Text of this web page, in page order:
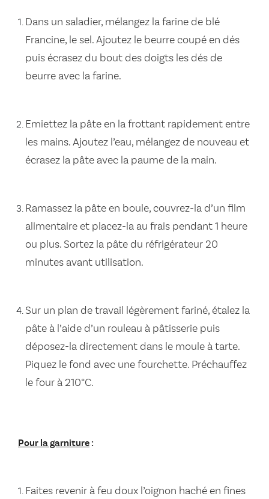
Dans un saladier, mélangez la farine de blé
Francine, le sel. Ajoutez le beurre coupé en dés
puis écrasez du bout des doigts les dés de
beurre avec la farine.
Emiettez la pâte en la frottant rapidement entre
les mains. Ajoutez l’eau, mélangez de nouveau et
écrasez la pâte avec la paume de la main.
Ramassez la pâte en boule, couvrez-la d’un film
alimentaire et placez-la au frais pendant 1 heure
ou plus. Sortez la pâte du réfrigérateur 20
minutes avant utilisation.
Sur un plan de travail légèrement fariné, étalez la
pâte à l’aide d’un rouleau à pâtisserie puis
déposez-la directement dans le moule à tarte.
Piquez le fond avec une fourchette. Préchauffez
le four à 210°C.
Pour la garniture :
Faites revenir à feu doux l’oignon haché en fines